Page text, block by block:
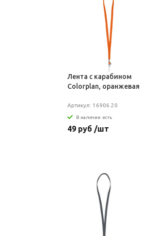
Лента с карабином
Colorplan, оранжевая
Артикул: 16906.20
В наличии: есть
49 руб /шт